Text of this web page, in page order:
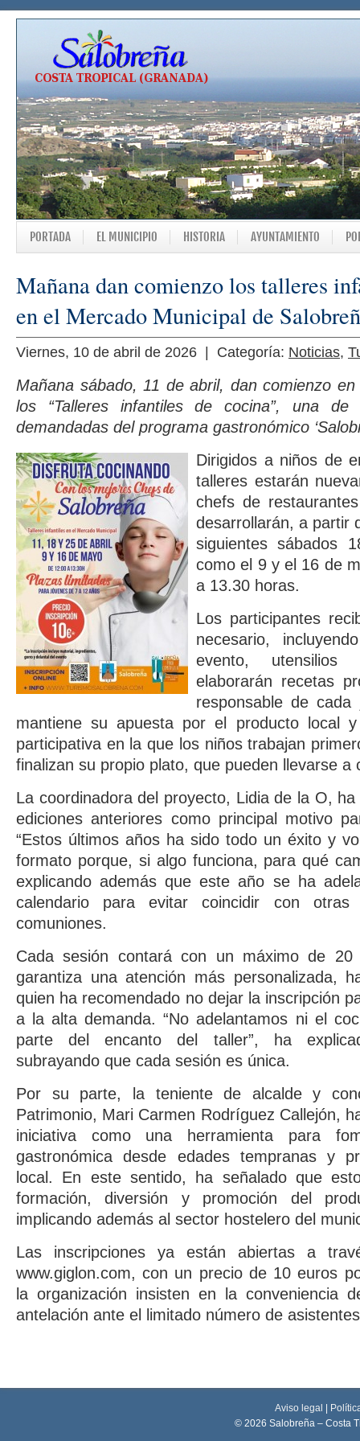
PORTADA EL MUNICIPIO HISTORIA AYUNTAMIENTO
Mañana dan comienzo los talleres
en el Mercado Municipal de
Viernes, 10 de abril de 2026 | Categoría: Noticias,
Mañana sábado, 11 de abril, dan comienzo
los “Talleres infantiles de cocina”, una de
demandadas del programa gastronómico
Dirigidos a niños de
talleres estarán
chefs de
desarrollarán, a partir
siguientes sábados
como el 9 y el 16 de
a 13.30 horas.
Los participantes
necesario,
evento,
elaborarán recetas
responsable de
mantiene su apuesta por el producto local
participativa en la que los niños trabajan
finalizan su propio plato, que pueden llevarse a
La coordinadora del proyecto, Lidia de la O,
ediciones anteriores como principal motivo
“Estos últimos años ha sido todo un éxito y
formato porque, si algo funciona, para qué
explicando además que este año se ha
calendario para evitar coincidir con otras
comuniones.
Cada sesión contará con un máximo de 20
garantiza una atención más personalizada,
quien ha recomendado no dejar la inscripción
a la alta demanda. “No adelantamos ni el
parte del encanto del taller”, ha
subrayando que cada sesión es única.
Por su parte, la teniente de alcalde y
Patrimonio, Mari Carmen Rodríguez Callejón,
iniciativa como una herramienta para
gastronómica desde edades tempranas y
local. En este sentido, ha señalado que
formación, diversión y promoción del
implicando además al sector hostelero del
Las inscripciones ya están abiertas a
www.giglon.com, con un precio de 10 euros
la organización insisten en la conveniencia
antelación ante el limitado número de
Aviso legal |
© 2026 Salobreña – Costa